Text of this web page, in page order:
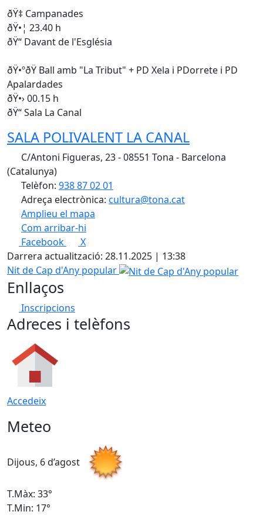
ðŸ‡ Campanades
ðŸ•¦ 23.40 h
ðŸ“ Davant de l'Església
ðŸ•ºðŸ Ball amb "La Tribut" + PD Xela i PDorrete i PD
Apalardades
ðŸ•› 00.15 h
ðŸ“ Sala La Canal
SALA POLIVALENT LA CANAL
C/Antoni Figueras, 23 - 08551 Tona - Barcelona
(Catalunya)
Telèfon: 938 87 02 01
Adreça electrònica: cultura@tona.cat
Amplieu el mapa
Com arribar-hi
+
−
Facebook
X
Darrera actualització: 28.11.2025 | 13:38
Nit de Cap d'Any popular
Enllaços
Inscripcions
Adreces i telèfons
Accedeix
Meteo
Dijous, 6 d’agost
T.Màx: 33°
T.Min: 17°